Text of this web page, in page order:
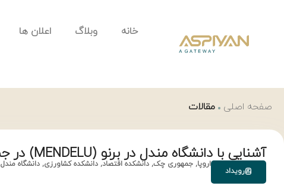
خانه وبلاگ اعلان ها
صفحه اصلی مقالات
آشنایی با دانشگاه مندل در برنو (MENDELU) در جمهوری چک
رویداد
اروپا, جمهوری چک, دانشکده اقتصاد, دانشکده کشاورزی, دانشگاه مندل